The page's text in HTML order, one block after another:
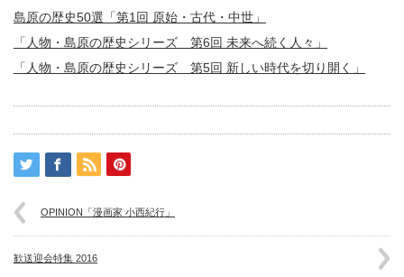
島原の歴史50選「第1回 原始・古代・中世」
「人物・島原の歴史シリーズ 第6回 未来へ続く人々」
「人物・島原の歴史シリーズ 第5回 新しい時代を切り開く」
OPINION「漫画家 小西紀行」
歓送迎会特集 2016